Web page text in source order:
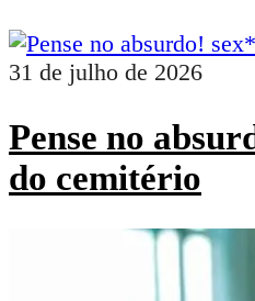
31 de julho de 2026
Pense no
do cemitério